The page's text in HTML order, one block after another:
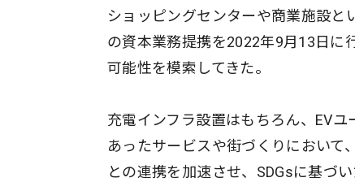
ショッピングセンターや商業施設と
の資本業務提携を2022年9月13日に
可能性を模索してきた。
充電インフラ設置はもちろん、EV
あったサービスや街づくりにおいて
との連携を加速させ、SDGsに基づ